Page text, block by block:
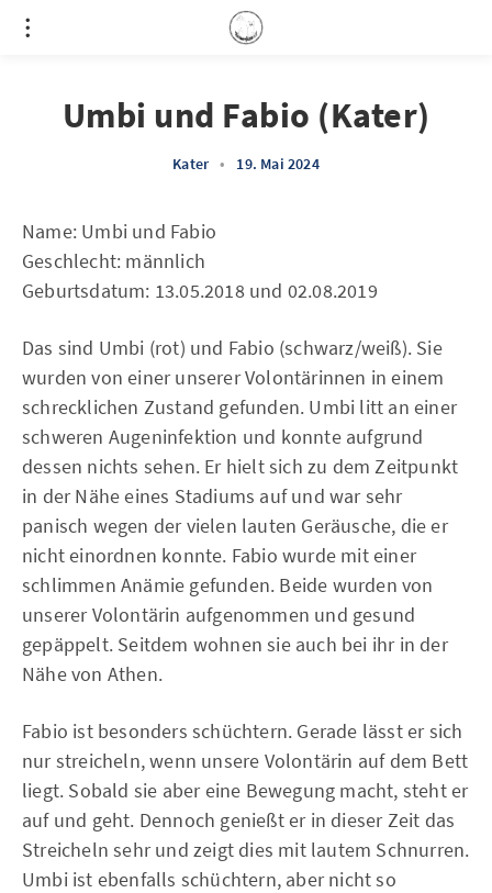
Umbi und Fabio (Kater)
Kater • 19. Mai 2024
Name: Umbi und Fabio
Geschlecht: männlich
Geburtsdatum: 13.05.2018 und 02.08.2019
Das sind Umbi (rot) und Fabio (schwarz/weiß). Sie
wurden von einer unserer Volontärinnen in einem
schrecklichen Zustand gefunden. Umbi litt an einer
schweren Augeninfektion und konnte aufgrund
dessen nichts sehen. Er hielt sich zu dem Zeitpunkt
in der Nähe eines Stadiums auf und war sehr
panisch wegen der vielen lauten Geräusche, die er
nicht einordnen konnte. Fabio wurde mit einer
schlimmen Anämie gefunden. Beide wurden von
unserer Volontärin aufgenommen und gesund
gepäppelt. Seitdem wohnen sie auch bei ihr in der
Nähe von Athen.
Fabio ist besonders schüchtern. Gerade lässt er sich
nur streicheln, wenn unsere Volontärin auf dem Bett
liegt. Sobald sie aber eine Bewegung macht, steht er
auf und geht. Dennoch genießt er in dieser Zeit das
Streicheln sehr und zeigt dies mit lautem Schnurren.
Umbi ist ebenfalls schüchtern, aber nicht so